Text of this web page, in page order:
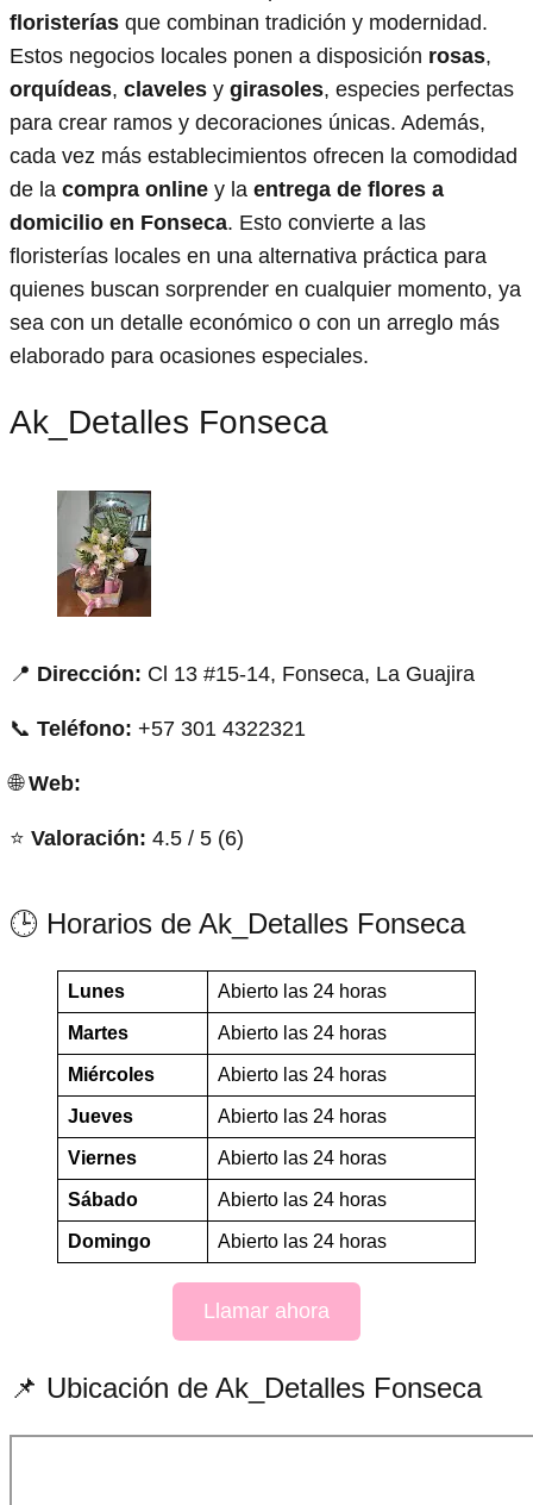
floristerías que combinan tradición y modernidad.
Estos negocios locales ponen a disposición rosas,
orquídeas, claveles y girasoles, especies perfectas
para crear ramos y decoraciones únicas. Además,
cada vez más establecimientos ofrecen la comodidad
de la compra online y la entrega de flores a
domicilio en Fonseca. Esto convierte a las
floristerías locales en una alternativa práctica para
quienes buscan sorprender en cualquier momento, ya
sea con un detalle económico o con un arreglo más
elaborado para ocasiones especiales.
Ak_Detalles Fonseca
📍 Dirección: Cl 13 #15-14, Fonseca, La Guajira
📞 Teléfono: +57 301 4322321
🌐Web:
⭐ Valoración: 4.5 / 5 (6)
🕒 Horarios de Ak_Detalles Fonseca
Lunes Abierto las 24 horas
Martes Abierto las 24 horas
Miércoles Abierto las 24 horas
Jueves Abierto las 24 horas
Viernes Abierto las 24 horas
Sábado Abierto las 24 horas
Domingo Abierto las 24 horas
Llamar ahora
📌 Ubicación de Ak_Detalles Fonseca